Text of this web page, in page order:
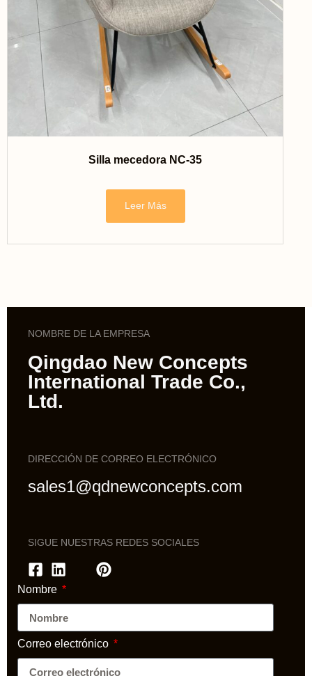
Silla mecedora NC-35
Leer Más
NOMBRE DE LA EMPRESA
Qingdao New Concepts
International Trade Co.,
Ltd.
DIRECCIÓN DE CORREO ELECTRÓNICO
sales1@qdnewconcepts.com
SIGUE NUESTRAS REDES SOCIALES
Nombre
Correo electrónico